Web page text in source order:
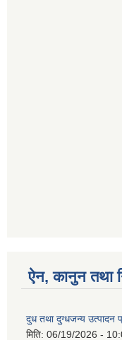
ऐन, कानुन तथा
दुध तथा दुग्धजन्य उत्पादन
मिति: 06/19/2026 -